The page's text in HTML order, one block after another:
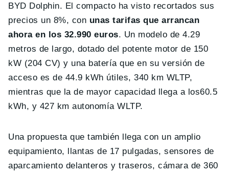
BYD Dolphin. El compacto ha visto recortados sus
precios un 8%, con unas tarifas que arrancan
ahora en los 32.990 euros. Un modelo de 4.29
metros de largo, dotado del potente motor de 150
kW (204 CV) y una batería que en su versión de
acceso es de 44.9 kWh útiles, 340 km WLTP,
mientras que la de mayor capacidad llega a los60.5
kWh, y 427 km autonomía WLTP.
Una propuesta que también llega con un amplio
equipamiento, llantas de 17 pulgadas, sensores de
aparcamiento delanteros y traseros, cámara de 360